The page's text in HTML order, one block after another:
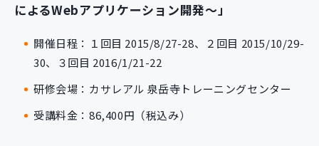
によるWebアプリケーション開発～」
開催日程：１回目 2015/8/27-28、２回目 2015/10/29-
30、３回目 2016/1/21-22
研修会場：カサレアル 泉岳寺トレーニングセンター
受講料金：86,400円（税込み）